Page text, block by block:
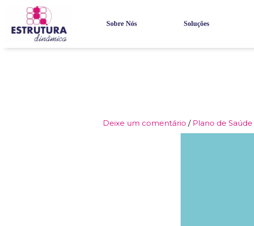
conteúdo
Sobre Nós Soluções
Deixe um comentário / Plano de Saúde